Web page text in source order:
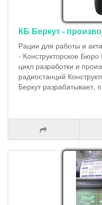
КБ Беркут -
Рации для работы и
- Конструкторское
цикл разработки и
радиостанций
Беркут разрабатывает, п